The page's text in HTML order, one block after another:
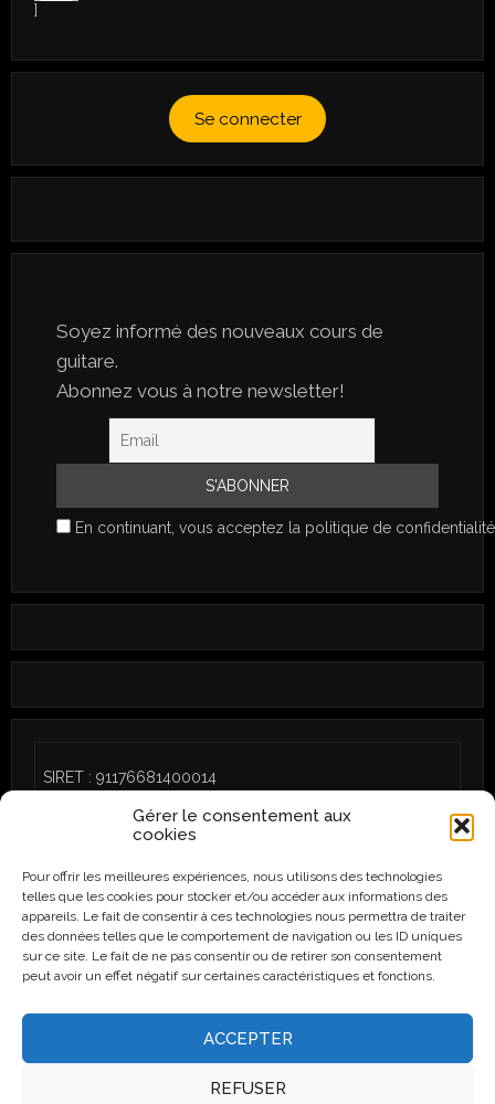
Gérer le consentement aux
cookies
Pour offrir les meilleures expériences, nous utilisons des technologies
telles que les cookies pour stocker et/ou accéder aux informations des
appareils. Le fait de consentir à ces technologies nous permettra de traiter
des données telles que le comportement de navigation ou les ID uniques
sur ce site. Le fait de ne pas consentir ou de retirer son consentement
peut avoir un effet négatif sur certaines caractéristiques et fonctions.
ACCEPTER
REFUSER
]
Se connecter
Soyez informé des nouveaux cours de
guitare.
Abonnez vous à notre newsletter!
En continuant, vous acceptez la politique de confidentialité
SIRET : 91176681400014
CGU/Politique de cookies (UE)
Instagram
Facebook